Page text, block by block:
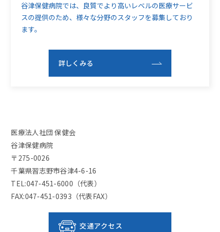
谷津保健病院では、良質でより高いレベルの医療サービ
スの提供のため、 様々な分野のスタッフを募集しており
ます。
詳しくみる
医療法人社団 保健会
谷津保健病院
〒275-0026
千葉県習志野市谷津4-6-16
TEL:047-451-6000（代表）
FAX:047-451-0393（代表FAX）
交通アクセス